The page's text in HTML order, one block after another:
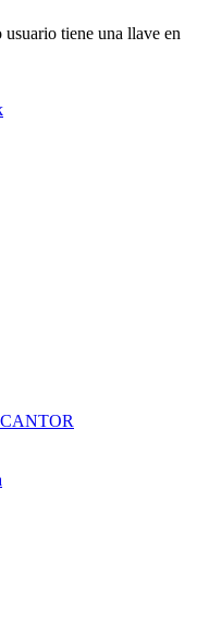
tiene una llave en